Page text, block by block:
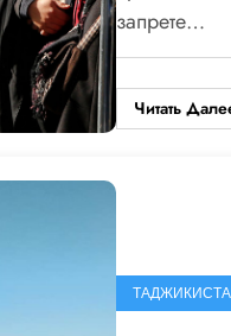
запрете…
Читать